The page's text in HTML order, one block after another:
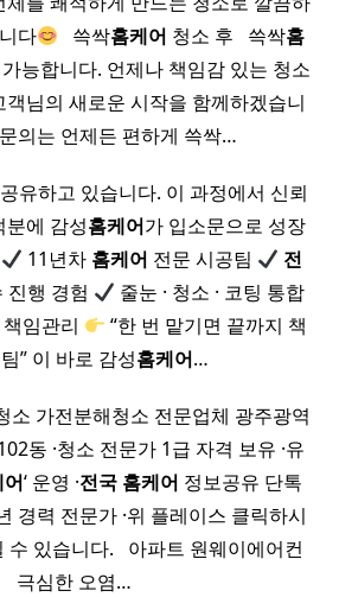
다
​ ​ 쓱싹홈케어 청소 후 ​ ​ 쓱싹홈
능합니다. 언제나 책임감 있는 청소
님의 새로운 시작을 함께하겠습니
의는 언제든 편하게 쓱싹…
유하고 있습니다. 이 과정에서 신뢰
분에 감성홈케어가 입소문으로 성장
11년차 홈케어 전문 시공팀
전
행 경험
줄눈 · 청소 · 코팅 통합
임관리
“한 번 맡기면 끝까지 책
” 이 바로 감성홈케어…
소 가전분해청소 전문업체 광주광역
동 ·청소 전문가 1급 자격 보유 ·유
‘ 운영 ·전국 홈케어 정보공유 단톡
경력 전문가 ·위 플레이스 클릭하시
수 있습니다. ​ ​ 아파트 원웨이에어컨
극심한 오염…